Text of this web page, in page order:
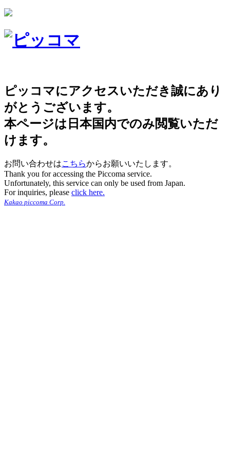
ピッコマにアクセスいただき誠にあり
がとうございます。
本ページは日本国内でのみ閲覧いただ
けます。
お問い合わせはこちらからお願いいたします。
Thank you for accessing the Piccoma service.
Unfortunately, this service can only be used from Japan.
For inquiries, please click here.
Kakao piccoma Corp.